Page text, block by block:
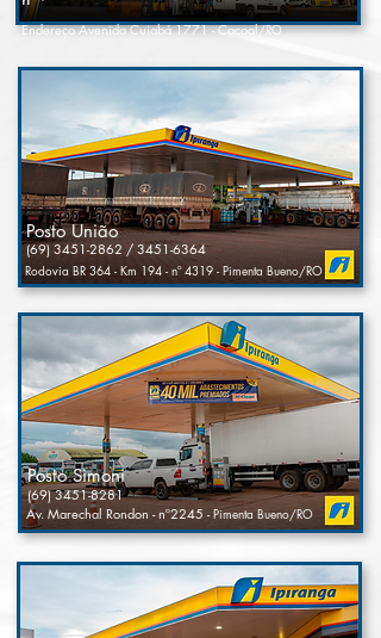
Endereço Avenida Cuiabá 1771 - Cacoal/RO
Rodovia BR 364 - Km 194 - nº 4319 - Pimenta Bueno/RO
Posto União
(69) 3451-2862 / 3451-6364
(69) 3451-8281
Posto Simoni
Av. Marechal Rondon - nº2245 -Pimenta Bueno/RO